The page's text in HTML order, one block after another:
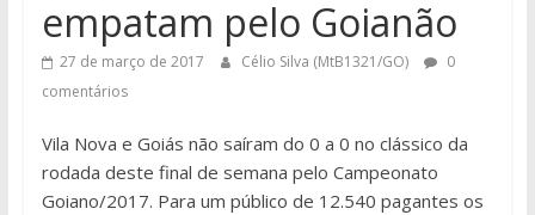
empatam pelo Goianão
27 de março de 2017 Célio Silva (MtB1321/GO)
0
comentários
Vila Nova e Goiás não saíram do 0 a 0 no clássico da
rodada deste final de semana pelo Campeonato
Goiano/2017. Para um público de 12.540 pagantes os